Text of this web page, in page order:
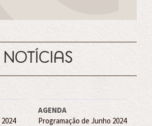
notícias
AGENDA
Programação de Junho 2024